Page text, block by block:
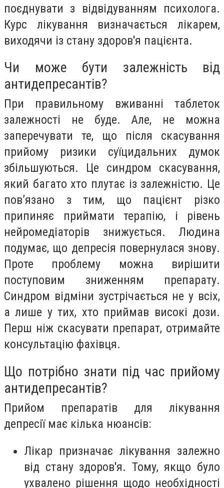
поєднувати з відвідуванням психолога.
Курс лікування визначається лікарем,
виходячи із стану здоров'я пацієнта.
Чи може бути залежність від
антидепресантів?
При правильному вживанні таблеток
залежності не буде. Але, не можна
заперечувати те, що після скасування
прийому ризики суїцидальних думок
збільшуються. Це синдром скасування,
який багато хто плутає із залежністю. Це
пов’язано з тим, що пацієнт різко
припиняє приймати терапію, і рівень
нейромедіаторів знижується. Людина
подумає, що депресія повернулася знову.
Проте проблему можна вирішити
поступовим зниженням препарату.
Синдром відміни зустрічається не у всіх,
а лише у тих, хто приймав високі дози.
Перш ніж скасувати препарат, отримайте
консультацію фахівця.
Що потрібно знати під час прийому
антидепресантів?
Прийом препаратів для лікування
депресії має кілька нюансів:
Лікар призначає лікування залежно
від стану здоров'я. Тому, якщо було
ухвалено рішення щодо необхідності